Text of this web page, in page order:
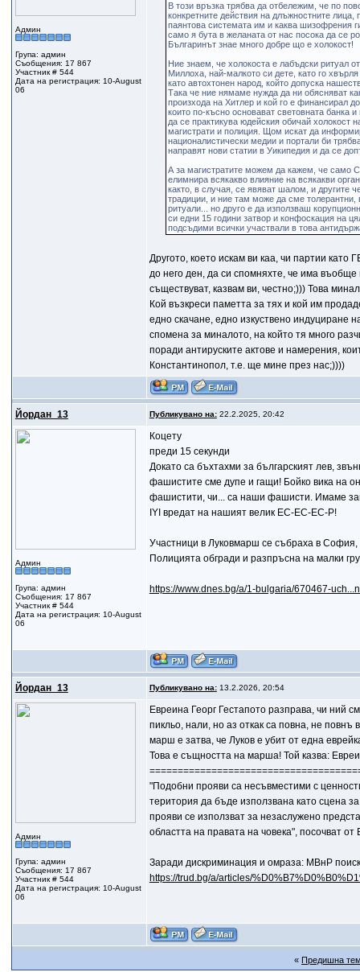
Админ
Група: админ
Съобщения: 17 867
Участник # 544
Дата на регистрация: 10-August
06
В този връзка трябва да отбележим, че по
конкретните действия на длъжностните
паянтова системата им и каква шизофрения
само я бута в желаната от нас посока да се
Българинът знае много добре що е холокост!
Ние знаем, че холокоста е лабъдски ритуал
Миллоха, най-малкото си дете, като го
като автохтонен народ, който допуска
Така че ние нямаме нужда да ни обясняват
произхода на Хитлер и кой го е финансирал
които по-късно основават световната
да се практикува юдейския обичай холокост
магистрати и полиция. Щом искат да
националистически медии и портали би
направят нови статии в Уикипедия и да се
А за магистратите можем да кажем, че само
елимнира всякакво влияние на всякакви
както, в случая, се явяват шалом, и другите
традиции, и ние там може да сме
ритуали... но друго е да използваш
си едни 15 години затвор и конфоскация на
подсъдими всички участвали в това
Другото, което искам ви каа, чи партии
до него ден, да си спомняхте, че има
съществуват, казвам ви, честно;))) Това
Кой възкреси паметта за тях и кой им
едно скачане, едно изкуствено индуциране
спомена за миналото, на който тя много
поради антируските актове и намерения,
Константинопол, т.е. ще мине през нас;))))
Йордан_13 Публикувано на:22.2.2025, 20:42
Админ
Група: админ
Съобщения: 17 867
Участник # 544
Дата на регистрация: 10-August
06
Коцету
преди 15 секунди
Докато са бъхтахми за българският лев,
фашистите сме дупе и гащи! Бойко вика на
фашистити, чи... са наши фашисти. Имаме
IYI вредат на нашият велик ЕС-ЕС-ЕС-Р!
Участници в Луковмарш се събраха в
Полицията обгради и разпръсна на малки
https://www.dnes.bg/a/1-bulgaria/670467-
Йордан_13 Публикувано на:13.2.2026, 20:54
Админ
Група: админ
Съобщения: 17 867
Участник # 544
Дата на регистрация: 10-August
06
Евреина Георг Гестапото разправа, чи ний
пикльо, нали, но аз откак са повна, не повнъ
марш е затва, че Луков е убит от една
Това е същността на марша! Той казва:
"Подобни прояви са несъвместими с
територия да бъде използвана като сцена
прояви се използват за незаслужено
областта на правата на човека", посочват
Заради дискриминация и омраза: МВнР
https://trud.bg/a/articles/
« Предишна